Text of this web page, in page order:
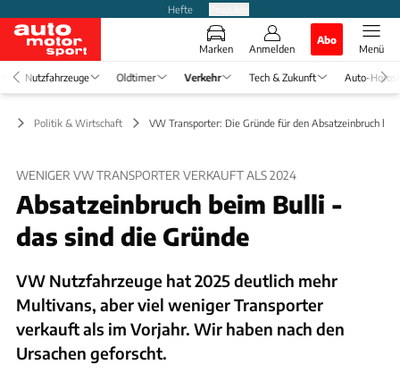
Hefte
Marken Anmelden
Abo
Menü
Nutzfahrzeuge Oldtimer Verkehr Tech & Zukunft Auto-
Politik & Wirtschaft VW Transporter: Die Gründe für den Absatzeinbruch
WENIGER VW TRANSPORTER VERKAUFT ALS 2024
Absatzeinbruch beim Bulli -
das sind die Gründe
VW Nutzfahrzeuge hat 2025 deutlich mehr
Multivans, aber viel weniger Transporter
verkauft als im Vorjahr. Wir haben nach den
Ursachen geforscht.